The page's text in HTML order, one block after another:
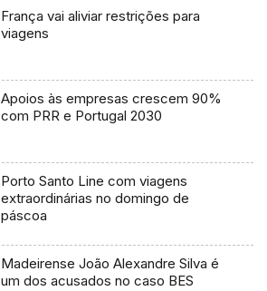
França vai aliviar restrições para
viagens
Apoios às empresas crescem 90%
com PRR e Portugal 2030
Porto Santo Line com viagens
extraordinárias no domingo de
páscoa
Madeirense João Alexandre Silva é
um dos acusados no caso BES